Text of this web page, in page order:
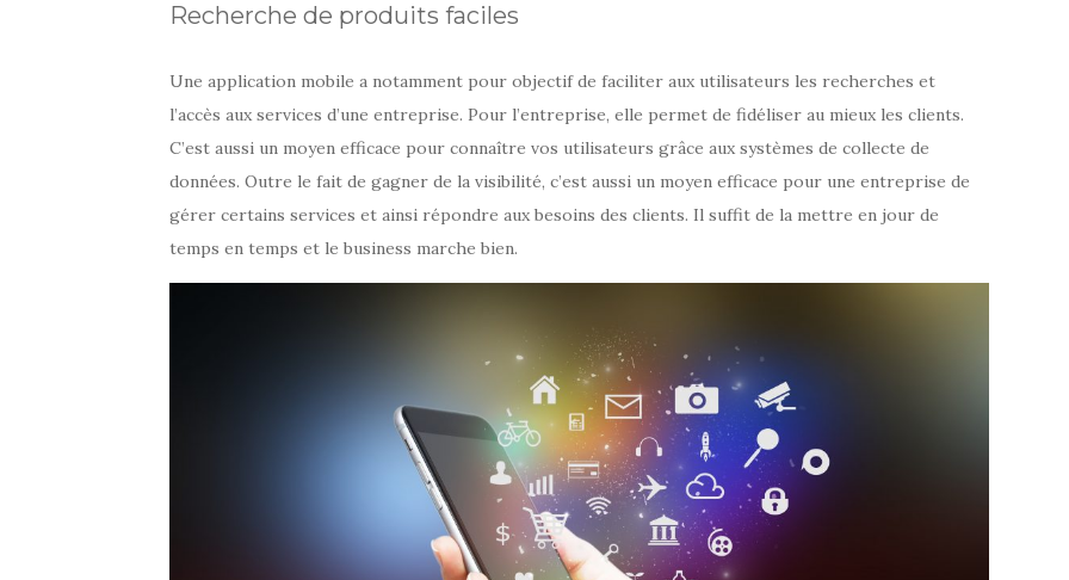
Recherche de produits faciles
Une application mobile a notamment pour objectif de faciliter aux utilisateurs les recherches et
l’accès aux services d’une entreprise. Pour l’entreprise, elle permet de fidéliser au mieux les clients.
C’est aussi un moyen efficace pour connaître vos utilisateurs grâce aux systèmes de collecte de
données. Outre le fait de gagner de la visibilité, c’est aussi un moyen efficace pour une entreprise de
gérer certains services et ainsi répondre aux besoins des clients. Il suffit de la mettre en jour de
temps en temps et le business marche bien.